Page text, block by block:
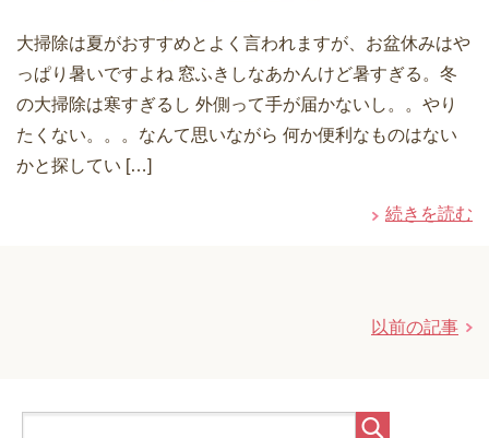
大掃除は夏がおすすめとよく言われますが、お盆休みはや
っぱり暑いですよね 窓ふきしなあかんけど暑すぎる。冬
の大掃除は寒すぎるし 外側って手が届かないし。。やり
たくない。。。なんて思いながら 何か便利なものはない
かと探してい […]
続きを読む
以前の記事